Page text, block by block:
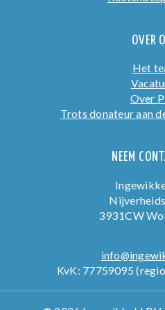
OVER
Het
Over
Trots donateur aan
NEEM
3931CW
KvK: 77759095